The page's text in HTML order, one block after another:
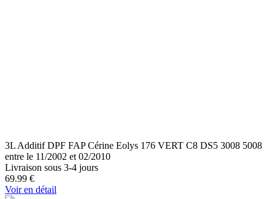
3L Additif DPF FAP Cérine Eolys 176 VERT C8 DS5 3008 5008
entre le 11/2002 et 02/2010
Livraison sous 3-4 jours
69.99 €
Voir en détail